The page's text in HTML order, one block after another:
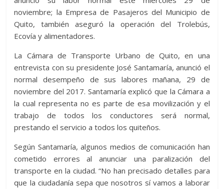
noviembre; la Empresa de Pasajeros del Municipio de
Quito, también aseguró la operación del Trolebús,
Ecovía y alimentadores.
La Cámara de Transporte Urbano de Quito, en una
entrevista con su presidente José Santamaría, anunció el
normal desempeño de sus labores mañana, 29 de
noviembre del 2017. Santamaría explicó que la Cámara a
la cual representa no es parte de esa movilización y el
trabajo de todos los conductores será normal,
prestando el servicio a todos los quiteños.
Según Santamaría, algunos medios de comunicación han
cometido errores al anunciar una paralización del
transporte en la ciudad. “No han precisado detalles para
que la ciudadanía sepa que nosotros sí vamos a laborar